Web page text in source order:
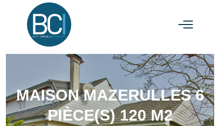
MAISON MAZERULLES 6
PIÈCE(S) 120 M2